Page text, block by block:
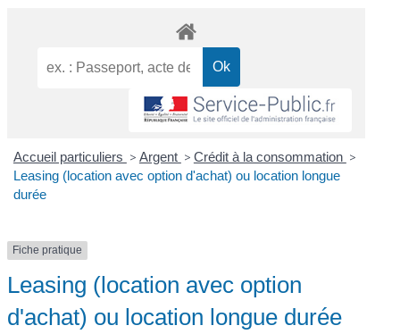
Accueil particuliers > Argent > Crédit à la consommation >
Leasing (location avec option d'achat) ou location longue
durée
Fiche pratique
Leasing (location avec option
d'achat) ou location longue durée